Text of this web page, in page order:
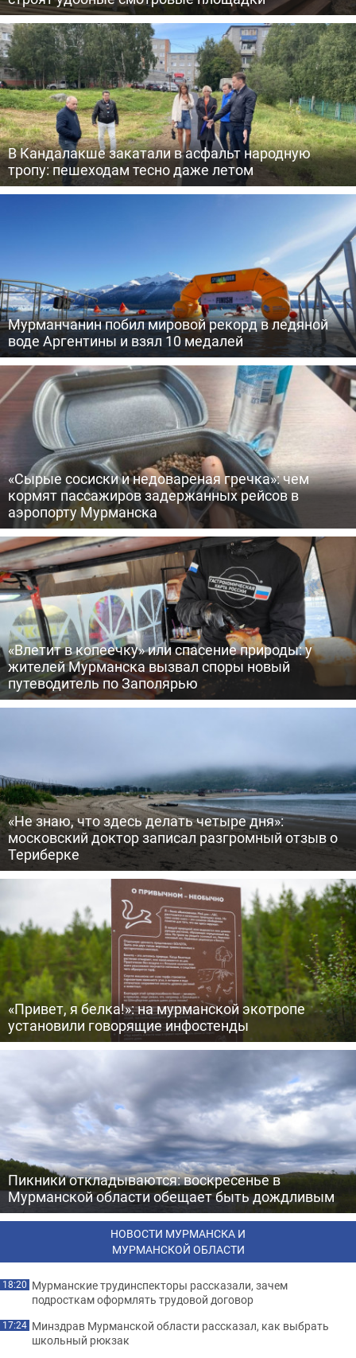
В Кандалакше закатали в асфальт народную
тропу: пешеходам тесно даже летом
Мурманчанин побил мировой рекорд в ледяной
воде Аргентины и взял 10 медалей
«Сырые сосиски и недовареная гречка»: чем
кормят пассажиров задержанных рейсов в
аэропорту Мурманска
«Влетит в копеечку» или спасение природы: у
жителей Мурманска вызвал споры новый
путеводитель по Заполярью
«Не знаю, что здесь делать четыре дня»:
московский доктор записал разгромный отзыв о
Териберке
«Привет, я белка!»: на мурманской экотропе
установили говорящие инфостенды
Пикники откладываются: воскресенье в
Мурманской области обещает быть дождливым
НОВОСТИ МУРМАНСКА И
МУРМАНСКОЙ ОБЛАСТИ
18:20 Мурманские трудинспекторы рассказали, зачем
подросткам оформлять трудовой договор
17:24 Минздрав Мурманской области рассказал, как выбрать
школьный рюкзак